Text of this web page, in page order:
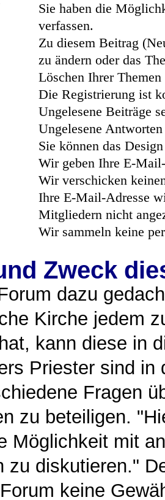
Sie haben die
verfassen.
Zu diesem Beitrag
zu ändern oder das
Löschen Ihrer
Die Registrierung ist
Ungelesene Beiträge
Ungelesene
Sie können das
Wir geben Ihre E-
Wir verschicken
Ihre E-Mail-Adresse
Mitgliedern nicht
Wir sammeln keine
Zweck
dazu
Kirche jedem
kann diese in
Priester sind in
Fragen
zu beteiligen.
Möglichkeit mit
zu diskutieren."
keine